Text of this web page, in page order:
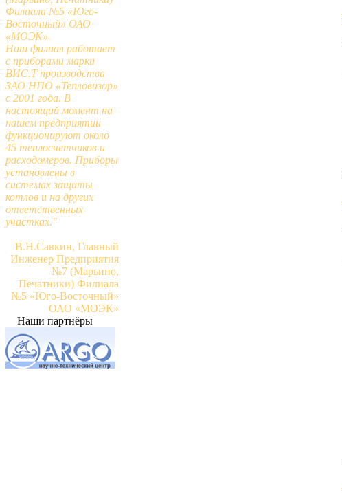
Филиала №5 «Юго-
Восточный» ОАО
«МОЭК».
Наш филиал работает
с приборами марки
ВИС.Т производства
ЗАО НПО «Тепловизор»
с 2001 года. В
настоящий момент на
нашем предприятии
функционируют около
45 теплосчетчиков и
расходомеров. Приборы
установлены в
системах защиты
котлов и на других
ответственных
участках."
В.Н.Савкин, Главный
Инженер Предприятия
№7 (Марьино,
Печатники) Филиала
№5 «Юго-Восточный»
ОАО «МОЭК»
Наши партнёры